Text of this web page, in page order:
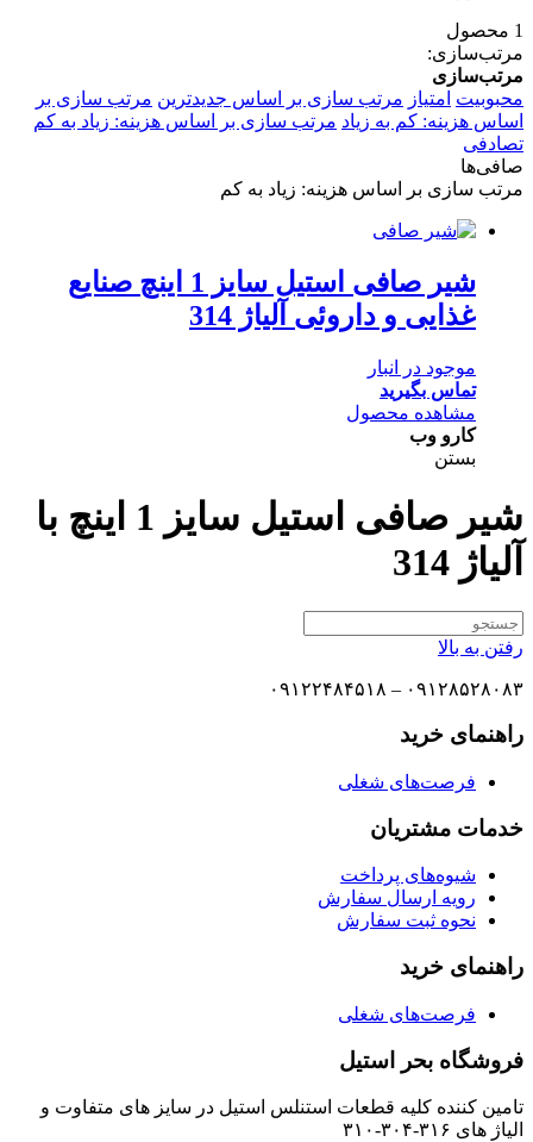
1 محصول
مرتب‌سازی:
مرتب‌سازی
محبوبیت امتیاز مرتب سازی بر اساس جدیدترین مرتب سازی بر
اساس هزینه: کم به زیاد مرتب سازی بر اساس هزینه: زیاد به کم
تصادفی
صافی‌ها
مرتب سازی بر اساس هزینه: زیاد به کم
شیر صافی استیل سایز 1 اینچ صنایع
غذایی و داروئی آلیاژ 314
موجود در انبار
تماس بگیرید
مشاهده محصول
کارو وب
بستن
شیر صافی استیل سایز 1 اینچ با
آلیاژ 314
رفتن به بالا
۰۹۱۲۸۵۲۸۰۸۳ – ۰۹۱۲۲۴۸۴۵۱۸
راهنمای خرید
فرصت‌های شغلی
خدمات مشتریان
شیوه‌های پرداخت
رویه ارسال سفارش
نحوه ثبت سفارش
راهنمای خرید
فرصت‌های شغلی
فروشگاه بحر استیل
تامین کننده کلیه قطعات استنلس استیل در سایز های متفاوت و
الیاژ های ۳۱۶-۳۰۴-۳۱۰